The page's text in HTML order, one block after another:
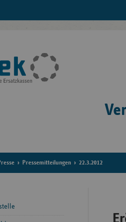
Pressemitteilungen 22.3.2012